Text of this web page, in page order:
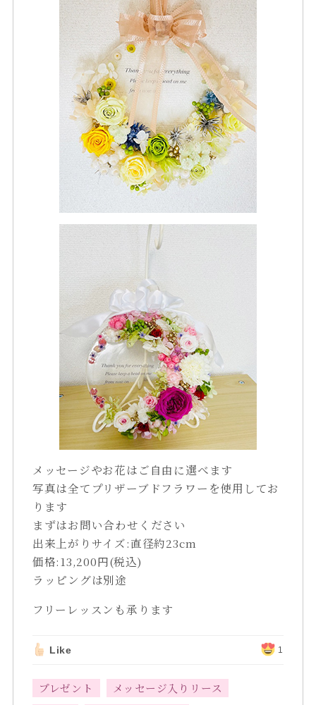
メッセージやお花はご自由に選べます
写真は全てプリザーブドフラワーを使用してお
ります
まずはお問い合わせください
出来上がりサイズ:直径約23cm
価格:13,200円(税込)
ラッピングは別途
フリーレッスンも承ります
Like 1
プレゼント
メッセージ入りリース